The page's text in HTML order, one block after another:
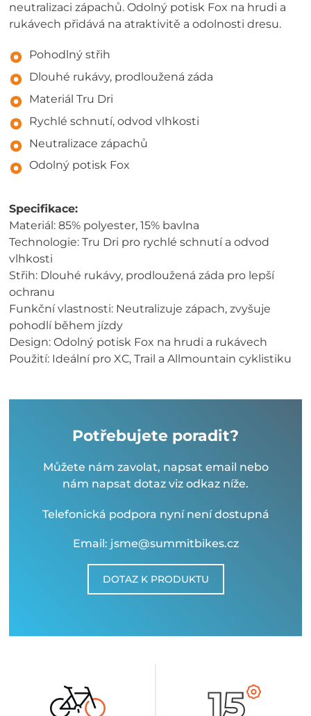
neutralizaci zápachů. Odolný potisk Fox na hrudi a
rukávech přidává na atraktivitě a odolnosti dresu.
Pohodlný střih
Dlouhé rukávy, prodloužená záda
Materiál Tru Dri
Rychlé schnutí, odvod vlhkosti
Neutralizace zápachů
Odolný potisk Fox
Specifikace:
Materiál: 85% polyester, 15% bavlna
Technologie: Tru Dri pro rychlé schnutí a odvod
vlhkosti
Střih: Dlouhé rukávy, prodloužená záda pro lepší
ochranu
Funkční vlastnosti: Neutralizuje zápach, zvyšuje
pohodlí během jízdy
Design: Odolný potisk Fox na hrudi a rukávech
Použití: Ideální pro XC, Trail a Allmountain cyklistiku
Potřebujete poradit?
Můžete nám zavolat, napsat email nebo
nám napsat dotaz viz odkaz níže.
Telefonická podpora nyní není dostupná
Email: jsme@summitbikes.cz
DOTAZ K PRODUKTU